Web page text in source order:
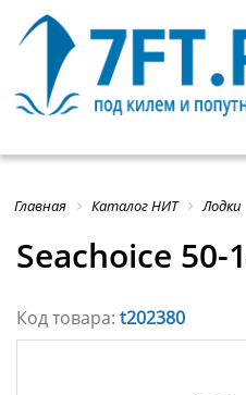
Главная Каталог НИТ Лодки
Seachoice
Код товара: t202380